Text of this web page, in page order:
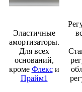
Эластичные
амортизаторы.
Для всех
оснований,
кроме Флекси
Прайм1